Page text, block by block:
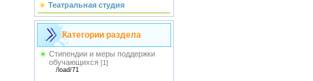
Театральная студия
Категории раздела
Стипендии и меры поддержки
обучающихся [1]
/load/71